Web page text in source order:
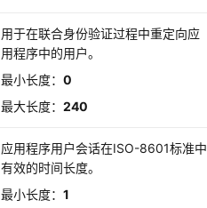
用于在联合身份验证过程中重定向应
用程序中的用户。
最小长度：0
最大长度：240
应用程序用户会话在ISO-8601标准中
有效的时间长度。
最小长度：1